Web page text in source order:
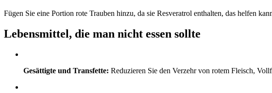
Fügen Sie eine Portion rote Trauben hinzu, da sie Resveratrol enthalten, das helfen
Lebensmittel, die man nicht essen sollte
Gesättigte und Transfette: Reduzieren Sie den Verzehr von rotem Fleisch,